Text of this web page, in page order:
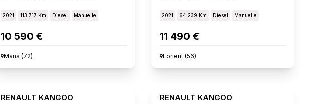
2021 113 717 Km Diesel Manuelle
10 590 €
Mans (72)
2021 64 239 Km Diesel Manuelle
11 490 €
Lorient(56)
RENAULT KANGOO RENAULT KANGOO